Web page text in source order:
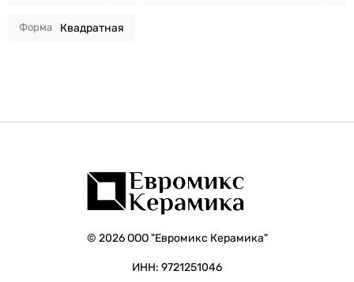
Форма Квадратная
© 2026 ООО "Евромикс Керамика"
ИНН: 9721251046